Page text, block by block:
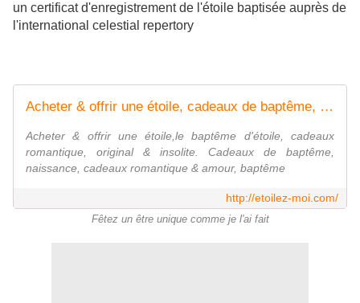
un certificat d'enregistrement de l'étoile baptisée auprès de
l'international celestial repertory
Acheter & offrir une étoile, cadeaux de baptême, naissance, baptiser etoile
Acheter & offrir une étoile,le baptême d'étoile, cadeaux
romantique, original & insolite. Cadeaux de baptême,
naissance, cadeaux romantique & amour, baptême
http://etoilez-moi.com/
Fêtez un être unique comme je l'ai fait